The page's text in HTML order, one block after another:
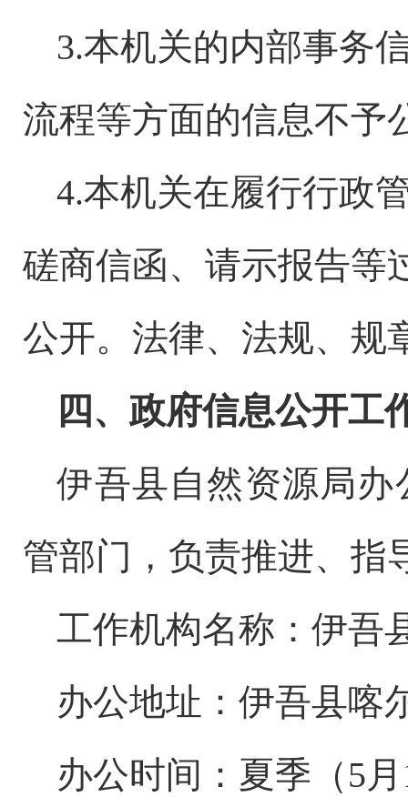
3.本机关的内部事务
流程等方面的信息不予
4.本机关在履行行政
磋商信函、请示报告等
公开。法律、法规、规
四、政府信息公开工
伊吾县自然资源局办
管部门，负责推进、指
工作机构名称：伊吾
办公地址：伊吾县喀
办公时间：夏季（5月